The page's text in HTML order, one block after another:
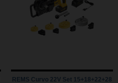
REMS Curvo 22V Set 15+18+22+28